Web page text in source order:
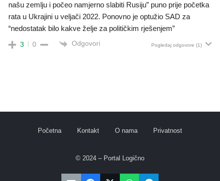
našu zemlju i počeo namjerno slabiti Rusiju” puno prije početka
rata u Ukrajini u veljači 2022. Ponovno je optužio SAD za
“nedostatak bilo kakve želje za političkim rješenjem”
3 0 Odgovori Pogledaj odgovore (1)
Početna Kontakt O nama Privatnost
© 2024 – Portal Logično